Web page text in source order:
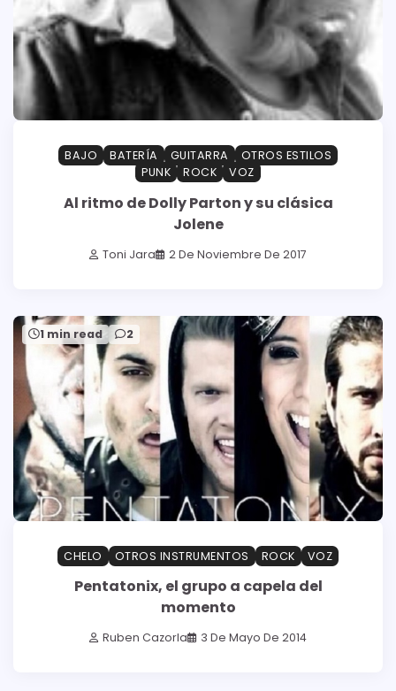
BAJO BATERÍA GUITARRA
OTROS ESTILOS
PUNK
ROCK VOZ
Al ritmo de Dolly Parton y su clásica
Jolene
Toni Jara 2 De Noviembre De 2017
1 min read 2
CHELO OTROS INSTRUMENTOS ROCK VOZ
Pentatonix, el grupo a capela del
momento
Ruben Cazorla 3 De Mayo De 2014